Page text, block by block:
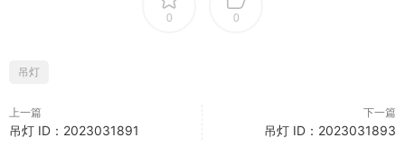
0 0
吊灯
上一篇
吊灯 ID：2023031891
下一篇
吊灯 ID：2023031893